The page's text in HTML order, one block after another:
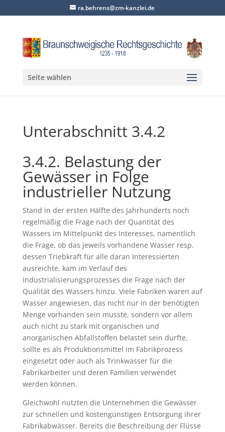
ra.behrens@zm-kanzlei.de
Seite wählen
Unterabschnitt 3.4.2
3.4.2. Belastung der
Gewässer in Folge
industrieller Nutzung
Stand in der ersten Hälfte des Jahrhunderts noch
regelmäßig die Frage nach der Quantität des
Wassers im Mittelpunkt des Interesses, namentlich
die Frage, ob das jeweils vorhandene Wasser resp.
dessen Triebkraft für alle daran Interessierten
ausreichte, kam im Verlauf des
Industrialisierungsprozesses die Frage nach der
Qualität des Wassers hinzu. Viele Fabriken waren auf
Wasser angewiesen, das nicht nur in der benötigten
Menge vorhanden sein musste, sondern vor allem
auch nicht zu stark mit organischen und
anorganischen Abfallstoffen belastet sein durfte,
sollte es als Produktionsmittel im Fabrikprozess
eingesetzt oder auch als Trinkwasser für die
Fabrikarbeiter und deren Familien verwendet
werden können.
Gleichwohl nutzten die Unternehmen die Gewässer
zur schnellen und kostengünstigen Entsorgung ihrer
Fabrikabwässer. Bereits die Beschreibung der Flüsse